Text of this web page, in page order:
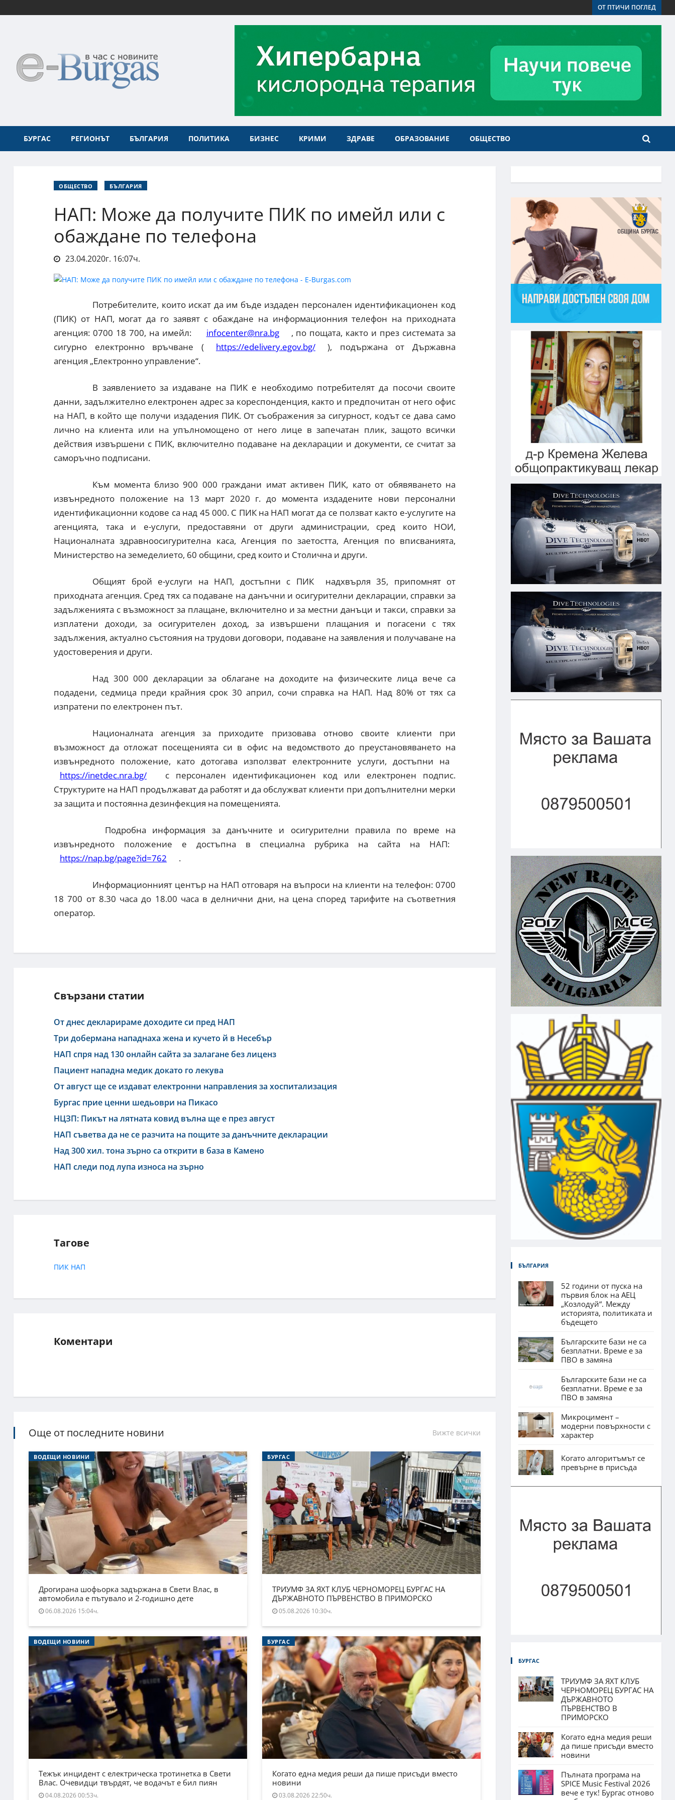
ОТ ПТИЧИ ПОГЛЕД
БУРГАС РЕГИОНЪТ БЪЛГАРИЯ ПОЛИТИКА БИЗНЕС КРИМИ ЗДРАВЕ ОБРАЗОВАНИЕ ОБЩЕСТВО
ОБЩЕСТВО БЪЛГАРИЯ
НАП: Може да получите ПИК по имейл или с
обаждане по телефона
23.04.2020г. 16:07ч.
Потребителите, които искат да им бъде издаден персонален идентификационен код
(ПИК) от НАП, могат да го заявят с обаждане на информационния телефон на приходната
агенция: 0700 18 700, на имейл:
infocenter@nra.bg
, по пощата, както и през системата за
сигурно електронно връчване (
https://edelivery.egov.bg/
), подържана от Държавна
агенция „Електронно управление“.
В заявлението за издаване на ПИК е необходимо потребителят да посочи своите
данни, задължително електронен адрес за кореспонденция, както и предпочитан от него офис
на НАП, в който ще получи издадения ПИК. От съображения за сигурност, кодът се дава само
лично на клиента или на упълномощено от него лице в запечатан плик, защото всички
действия извършени с ПИК, включително подаване на декларации и документи, се считат за
саморъчно подписани.
Към момента близо 900 000 граждани имат активен ПИК, като от обявяването на
извънредното положение на 13 март 2020 г. до момента издадените нови персонални
идентификационни кодове са над 45 000. С ПИК на НАП могат да се ползват както е-услугите на
агенцията, така и е-услуги, предоставяни от други администрации, сред които НОИ,
Националната здравноосигурителна каса, Агенция по заетостта, Агенция по вписванията,
Министерство на земеделието, 60 общини, сред които и Столична и други.
Общият брой е-услуги на НАП, достъпни с ПИК надхвърля 35, припомнят от
приходната агенция. Сред тях са подаване на данъчни и осигурителни декларации, справки за
задълженията с възможност за плащане, включително и за местни данъци и такси, справки за
изплатени доходи, за осигурителен доход, за извършени плащания и погасени с тях
задължения, актуално състояния на трудови договори, подаване на заявления и получаване на
удостоверения и други.
Над 300 000 декларации за облагане на доходите на физическите лица вече са
подадени, седмица преди крайния срок 30 април, сочи справка на НАП. Над 80% от тях са
изпратени по електронен път.
Националната агенция за приходите призовава отново своите клиенти при
възможност да отложат посещенията си в офис на ведомството до преустановяването на
извънредното положение, като дотогава използват електронните услуги, достъпни на
https://inetdec.nra.bg/
с персонален идентификационен код или електронен подпис.
Структурите на НАП продължават да работят и да обслужват клиенти при допълнителни мерки
за защита и постоянна дезинфекция на помещенията.
Подробна информация за данъчните и осигурителни правила по време на
извънредното положение е достъпна в специална рубрика на сайта на НАП:
https://nap.bg/page?id=762
.
Информационният център на НАП отговаря на въпроси на клиенти на телефон: 0700
18 700 от 8.30 часа до 18.00 часа в делнични дни, на цена според тарифите на съответния
оператор.
Свързани статии
От днес декларираме доходите си пред НАП
Три добермана нападнаха жена и кучето й в Несебър
НАП спря над 130 онлайн сайта за залагане без лиценз
Пациент нападна медик докато го лекува
От август ще се издават електронни направления за хоспитализация
Бургас прие ценни шедьоври на Пикасо
НЦЗП: Пикът на лятната ковид вълна ще е през август
НАП съветва да не се разчита на пощите за данъчните декларации
Над 300 хил. тона зърно са открити в база в Камено
НАП следи под лупа износа на зърно
Тагове
ПИК НАП
Коментари
Още от последните новини Вижте всички
ВОДЕЩИ НОВИНИ
Дрогирана шофьорка задържана в Свети Влас, в
автомобила е пътувало и 2-годишно дете
06.08.2026 15:04ч.
БУРГАС
ТРИУМФ ЗА ЯХТ КЛУБ ЧЕРНОМОРЕЦ БУРГАС НА
ДЪРЖАВНОТО ПЪРВЕНСТВО В ПРИМОРСКО
05.08.2026 10:30ч.
ВОДЕЩИ НОВИНИ
Тежък инцидент с електрическа тротинетка в Свети
Влас. Очевидци твърдят, че водачът е бил пиян
04.08.2026 00:53ч.
БУРГАС
Когато една медия реши да пише присъди вместо
новини
03.08.2026 22:50ч.
БЪЛГАРИЯ
52 години от пуска на
първия блок на АЕЦ
„Козлодуй“. Между
историята, политиката и
бъдещето
Българските бази не са
безплатни. Време е за
ПВО в замяна
Българските бази не са
безплатни. Време е за
ПВО в замяна
Микроцимент –
модерни повърхности с
характер
Когато алгоритъмът се
превърне в присъда
БУРГАС
ТРИУМФ ЗА ЯХТ КЛУБ
ЧЕРНОМОРЕЦ БУРГАС НА
ДЪРЖАВНОТО
ПЪРВЕНСТВО В
ПРИМОРСКО
Когато една медия реши
да пише присъди вместо
новини
Пълната програма на
SPICE Music Festival 2026
вече е тук! Бургас отново